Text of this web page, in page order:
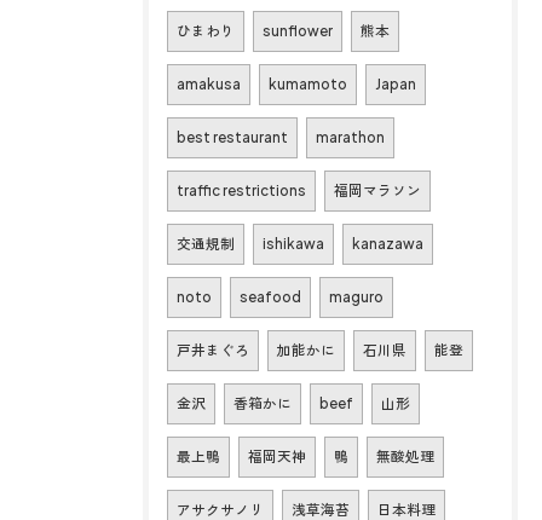
ひまわり sunflower 熊本
amakusa kumamoto Japan
best restaurant marathon
traffic restrictions 福岡マラソン
交通規制 ishikawa kanazawa
noto seafood maguro
戸井まぐろ 加能かに 石川県 能登
金沢 香箱かに beef 山形
最上鴨 福岡天神 鴨 無酸処理
アサクサノリ 浅草海苔 日本料理